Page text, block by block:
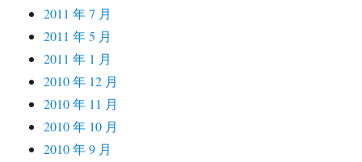
2011 年 7 月
2011 年 5 月
2011 年 1 月
2010 年 12 月
2010 年 11 月
2010 年 10 月
2010 年 9 月